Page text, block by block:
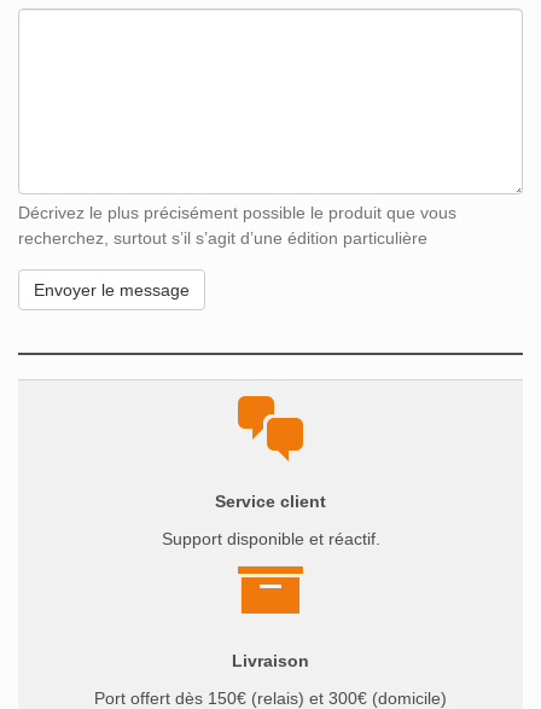
Décrivez le plus précisément possible le produit que vous
recherchez, surtout s’il s’agit d’une édition particulière
Service client
Support disponible et réactif.
Livraison
Port offert dès 150€ (relais) et 300€ (domicile)